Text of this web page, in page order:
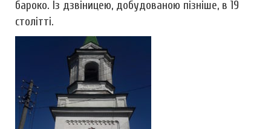
бароко. Із дзвіницею, добудованою пізніше, в 19
столітті.